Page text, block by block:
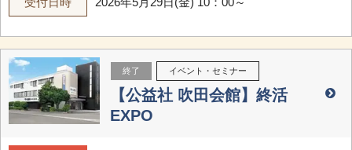
終了 イベント・セミナー
【公益社 吹田会館】終活
EXPO